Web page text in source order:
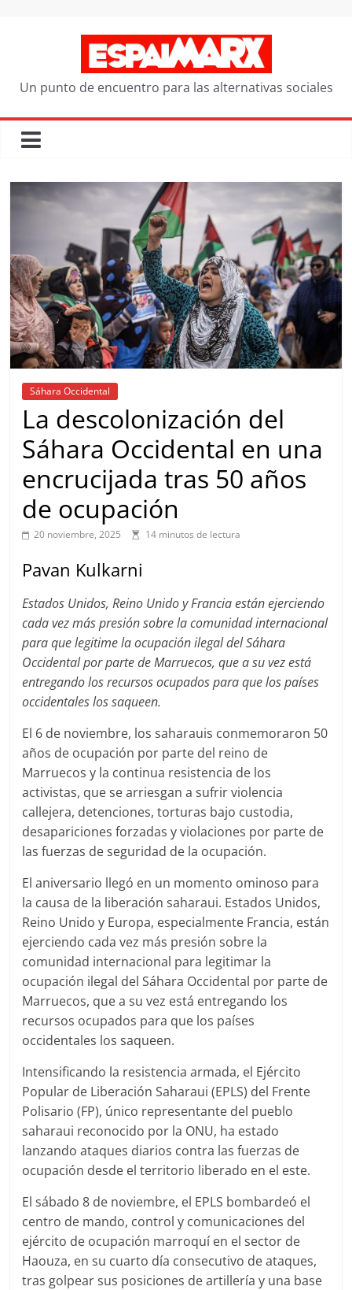
Un punto de encuentro para las alternativas sociales
Sáhara Occidental
La descolonización del
Sáhara Occidental en una
encrucijada tras 50 años
de ocupación
20 noviembre, 2025 14 minutos de lectura
Pavan Kulkarni
Estados Unidos, Reino Unido y Francia están ejerciendo
cada vez más presión sobre la comunidad internacional
para que legitime la ocupación ilegal del Sáhara
Occidental por parte de Marruecos, que a su vez está
entregando los recursos ocupados para que los países
occidentales los saqueen.
El 6 de noviembre, los saharauis conmemoraron 50
años de ocupación por parte del reino de
Marruecos y la continua resistencia de los
activistas, que se arriesgan a sufrir violencia
callejera, detenciones, torturas bajo custodia,
desapariciones forzadas y violaciones por parte de
las fuerzas de seguridad de la ocupación.
El aniversario llegó en un momento ominoso para
la causa de la liberación saharaui. Estados Unidos,
Reino Unido y Europa, especialmente Francia, están
ejerciendo cada vez más presión sobre la
comunidad internacional para legitimar la
ocupación ilegal del Sáhara Occidental por parte de
Marruecos, que a su vez está entregando los
recursos ocupados para que los países
occidentales los saqueen.
Intensificando la resistencia armada, el Ejército
Popular de Liberación Saharaui (EPLS) del Frente
Polisario (FP), único representante del pueblo
saharaui reconocido por la ONU, ha estado
lanzando ataques diarios contra las fuerzas de
ocupación desde el territorio liberado en el este.
El sábado 8 de noviembre, el EPLS bombardeó el
centro de mando, control y comunicaciones del
ejército de ocupación marroquí en el sector de
Haouza, en su cuarto día consecutivo de ataques,
tras golpear sus posiciones de artillería y una base